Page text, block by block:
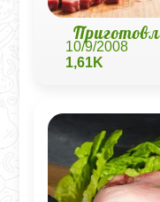
10/9/2008
1,61K